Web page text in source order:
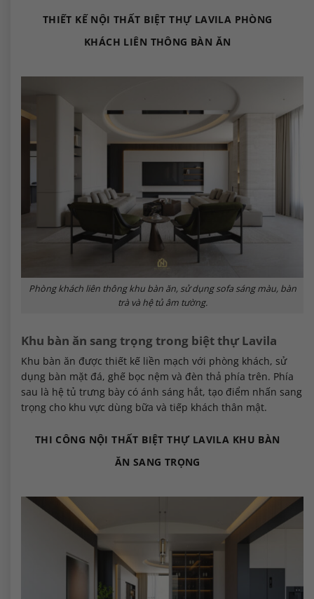
THIẾT KẾ NỘI THẤT BIỆT THỰ LAVILA PHÒNG
KHÁCH LIÊN THÔNG BÀN ĂN
Phòng khách liên thông khu bàn ăn, sử dụng sofa sáng màu, bàn
trà và hệ tủ âm tường.
Khu bàn ăn sang trọng trong biệt thự Lavila
Khu bàn ăn được thiết kế liền mạch với phòng khách, sử
dụng bàn mặt đá, ghế bọc nệm và đèn thả phía trên. Phía
sau là hệ tủ trưng bày có ánh sáng hắt, tạo điểm nhấn sang
trọng cho khu vực dùng bữa và tiếp khách thân mật.
THI CÔNG NỘI THẤT BIỆT THỰ LAVILA KHU BÀN
ĂN SANG TRỌNG